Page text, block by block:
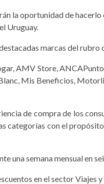
la oportunidad de
Uruguay.
marcas del
AMV Store,
Mis Beneficios,
de compra de los
categorías con el
una semana mensual en
en el sector Viajes